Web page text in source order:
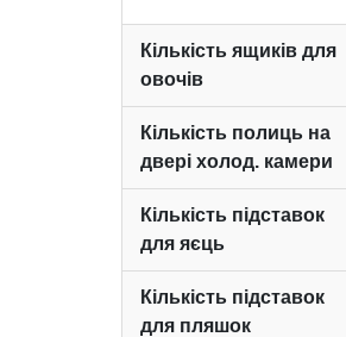
Кількість ящиків для
овочів
Кількість полиць на
двері холод. камери
Кількість підставок
для яєць
Кількість підставок
для пляшок